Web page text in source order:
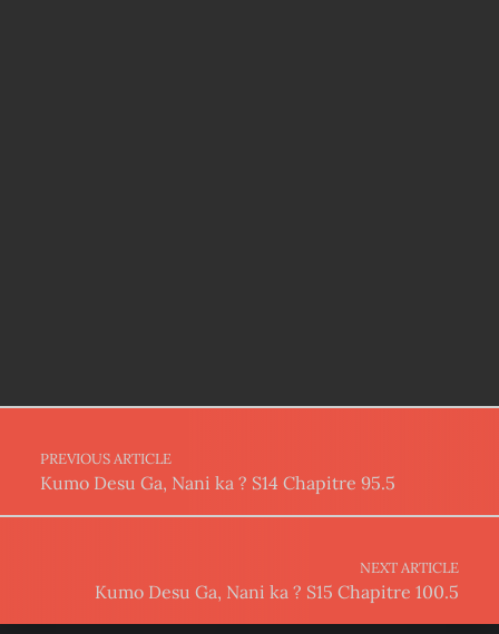
Post navigation
PREVIOUS ARTICLE
Kumo Desu Ga, Nani ka ? S14 Chapitre 95.5
NEXT ARTICLE
Kumo Desu Ga, Nani ka ? S15 Chapitre 100.5